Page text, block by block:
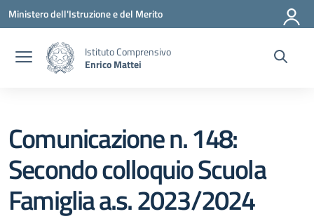
Vai ai contenuti
Vai al menu di navigazione
Vai al footer
Ministero dell'Istruzione e del Merito
Istituto Comprensivo
Enrico Mattei
Comunicazione n. 148:
Secondo colloquio Scuola
Famiglia a.s. 2023/2024